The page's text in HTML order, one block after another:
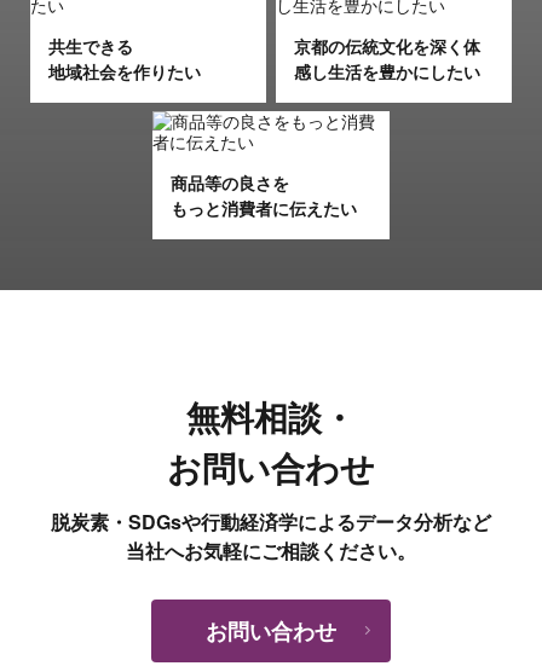
共生できる
地域社会を作りたい
京都の伝統文化を深く体
感し生活を豊かにしたい
商品等の良さを
もっと消費者に伝えたい
無料相談・
お問い合わせ
脱炭素・SDGsや行動経済学によるデータ分析など
当社へお気軽にご相談ください。
お問い合わせ